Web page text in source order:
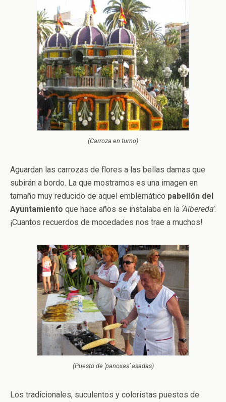
(Carroza en turno)
Aguardan las carrozas de flores a las bellas damas que
subirán a bordo. La que mostramos es una imagen en
tamaño muy reducido de aquel emblemático pabellón del
Ayuntamiento que hace años se instalaba en la ‘Albereda’.
¡Cuantos recuerdos de mocedades nos trae a muchos!
(Puesto de ‘panoxas’ asadas)
Los tradicionales, suculentos y coloristas puestos de